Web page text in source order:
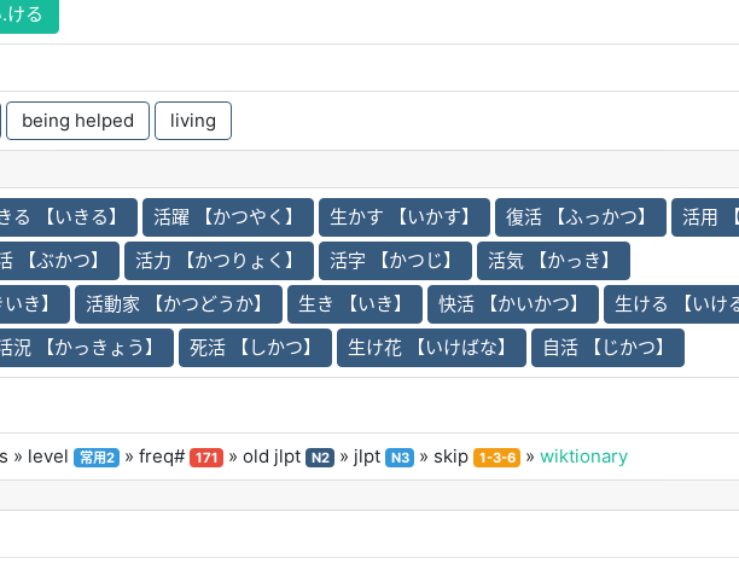
ける
being helped living
る 【いきる】 活躍 【かつやく】 生かす 【いかす】 復活 【ふっかつ】
活用
【ぶかつ】 活力 【かつりょく】 活字 【かつじ】
活気 【かっき】
き】 活動家 【かつどうか】 生き 【いき】 快活 【かいかつ】
生ける 【いけ
況 【かっきょう】 死活 【しかつ】 生け花 【いけばな】 自活 【じかつ】
» level 常用2 » freq# 171 » old jlpt N2 » jlpt N3 » skip 1-3-6 » wiktionary